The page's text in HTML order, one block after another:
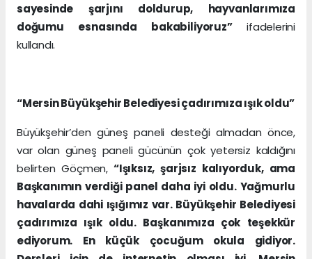
sayesinde şarjını doldurup, hayvanlarımıza
doğumu esnasında bakabiliyoruz”ifadelerini
kullandı.
“Mersin Büyükşehir Belediyesi çadırımıza ışık oldu”
Büyükşehir’den güneş paneli desteği almadan önce,
var olan güneş paneli gücünün çok yetersiz kaldığını
belirten Göçmen, “Işıksız, şarjsız kalıyorduk, ama
Başkanımın verdiği panel daha iyi oldu. Yağmurlu
havalarda dahi ışığımız var. Büyükşehir Belediyesi
çadırımıza ışık oldu. Başkanımıza çok teşekkür
ediyorum. En küçük çocuğum okula gidiyor.